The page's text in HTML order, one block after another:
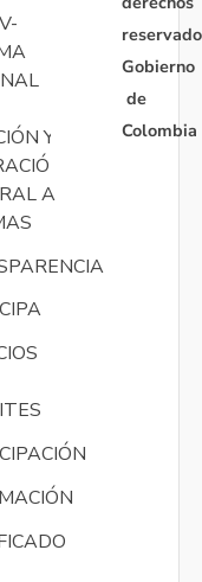
Y
A
Gobierno
de
Colombia